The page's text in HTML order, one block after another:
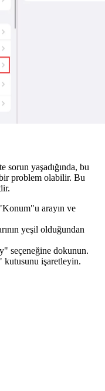
yaşadığında, bu
problem olabilir. Bu
arayın ve
yeşil olduğundan
seçeneğine dokunun.
kutusunu işaretleyin.